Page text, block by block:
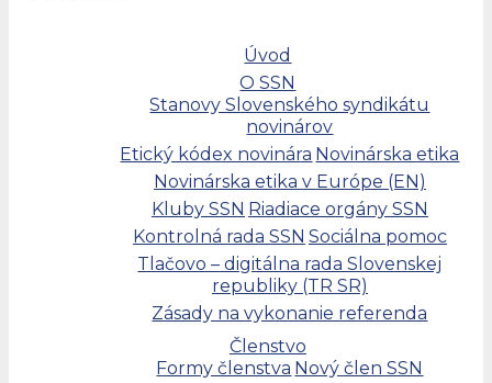
Úvod
O SSN
Stanovy Slovenského syndikátu
novinárov
Etický kódex novinára Novinárska etika
Novinárska etika v Európe (EN)
Kluby SSN Riadiace orgány SSN
Kontrolná rada SSN Sociálna pomoc
Tlačovo – digitálna rada Slovenskej
republiky (TR SR)
Zásady na vykonanie referenda
Členstvo
Formy členstva Nový člen SSN